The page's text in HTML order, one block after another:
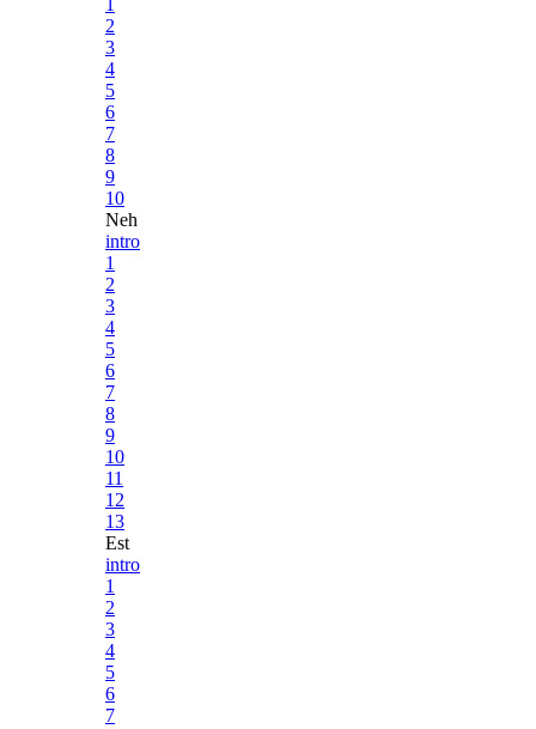
2
3
4
5
6
7
8
9
10
Neh
intro
1
2
3
4
5
6
7
8
9
10
11
12
13
Est
intro
1
2
3
4
5
6
7